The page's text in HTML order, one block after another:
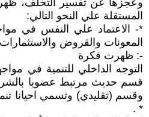
وعجزها عن تفسير التخلف،
المستقلة علي النحو التالي:
*- الاعتماد علي النفس في
المعونات والقروض
-: ظهرت فكرة
التوجه الداخلي للتنمية في
قسم حديث مرتبط عضويا
وقسم (تقليدي) وتسمي احيانا
* .